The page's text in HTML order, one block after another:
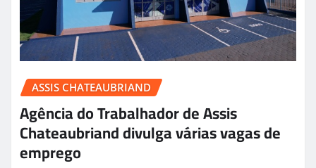
ASSIS CHATEAUBRIAND
Agência do Trabalhador de Assis
Chateaubriand divulga várias vagas de
emprego